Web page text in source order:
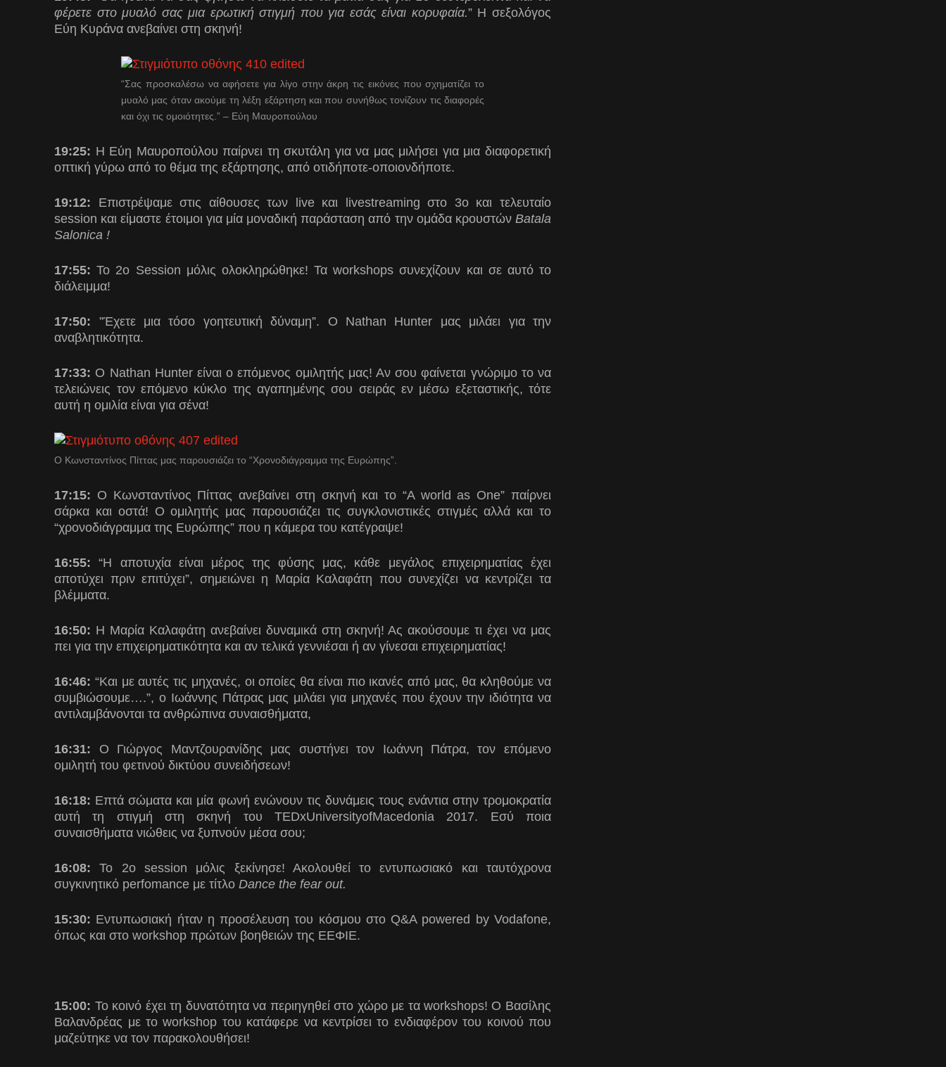
φέρετε στο μυαλό σας μια ερωτική στιγμή που για εσάς είναι κορυφαία.” Η σεξολόγος
Εύη Κυράνα ανεβαίνει στη σκηνή!
“Σας προσκαλέσω να αφήσετε για λίγο στην άκρη τις εικόνες που σχηματίζει το
μυαλό μας όταν ακούμε τη λέξη εξάρτηση και που συνήθως τονίζουν τις διαφορές
και όχι τις ομοιότητες.” – Εύη Μαυροπούλου
19:25: Η Εύη Μαυροπούλου παίρνει τη σκυτάλη για να μας μιλήσει για μια διαφορετική
οπτική γύρω από το θέμα της εξάρτησης, από οτιδήποτε-οποιονδήποτε.
19:12: Επιστρέψαμε στις αίθουσες των live και livestreaming στο 3ο και τελευταίο
session και είμαστε έτοιμοι για μία μοναδική παράσταση από την ομάδα κρουστών Batala
Salonica !
17:55: Το 2ο Session μόλις ολοκληρώθηκε! Τα workshops συνεχίζουν και σε αυτό το
διάλειμμα!
17:50: ”Έχετε μια τόσο γοητευτική δύναμη”. Ο Nathan Hunter μας μιλάει για την
αναβλητικότητα.
17:33: O Nathan Hunter είναι ο επόμενος ομιλητής μας! Αν σου φαίνεται γνώριμο το να
τελειώνεις τον επόμενο κύκλο της αγαπημένης σου σειράς εν μέσω εξεταστικής, τότε
αυτή η ομιλία είναι για σένα!
Ο Κωνσταντίνος Πίττας μας παρουσιάζει το “Χρονοδιάγραμμα της Ευρώπης”.
17:15: Ο Κωνσταντίνος Πίττας ανεβαίνει στη σκηνή και το “Α world as One” παίρνει
σάρκα και οστά! Ο ομιλητής μας παρουσιάζει τις συγκλονιστικές στιγμές αλλά και το
“χρονοδιάγραμμα της Ευρώπης” που η κάμερα του κατέγραψε!
16:55: “Η αποτυχία είναι μέρος της φύσης μας, κάθε μεγάλος επιχειρηματίας έχει
αποτύχει πριν επιτύχει”, σημειώνει η Μαρία Καλαφάτη που συνεχίζει να κεντρίζει τα
βλέμματα.
16:50: H Μαρία Καλαφάτη ανεβαίνει δυναμικά στη σκηνή! Ας ακούσουμε τι έχει να μας
πει για την επιχειρηματικότητα και αν τελικά γεννιέσαι ή αν γίνεσαι επιχειρηματίας!
16:46: “Και με αυτές τις μηχανές, οι οποίες θα είναι πιο ικανές από μας, θα κληθούμε να
συμβιώσουμε….”, ο Ιωάννης Πάτρας μας μιλάει για μηχανές που έχουν την ιδιότητα να
αντιλαμβάνονται τα ανθρώπινα συναισθήματα,
16:31: Ο Γιώργος Μαντζουρανίδης μας συστήνει τον Ιωάννη Πάτρα, τον επόμενο
ομιλητή του φετινού δικτύου συνειδήσεων!
16:18: Επτά σώματα και μία φωνή ενώνουν τις δυνάμεις τους ενάντια στην τρομοκρατία
αυτή τη στιγμή στη σκηνή του TEDxUniversityofMacedonia 2017. Εσύ ποια
συναισθήματα νιώθεις να ξυπνούν μέσα σου;
16:08: To 2o session μόλις ξεκίνησε! Ακολουθεί το εντυπωσιακό και ταυτόχρονα
συγκινητικό perfomance με τίτλοDance the fear out.
15:30: Εντυπωσιακή ήταν η προσέλευση του κόσμου στο Q&A powered by Vodafone,
όπως και στο workshop πρώτων βοηθειών της ΕΕΦΙΕ.
15:00: Το κοινό έχει τη δυνατότητα να περιηγηθεί στο χώρο με τα workshops! Ο Βασίλης
Βαλανδρέας με τo workshop του κατάφερε να κεντρίσει το ενδιαφέρον του κοινού που
μαζεύτηκε να τον παρακολουθήσει!